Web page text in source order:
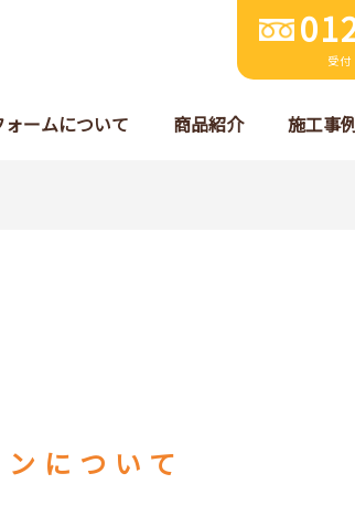
受
ームについて 商品紹介 施工事
について